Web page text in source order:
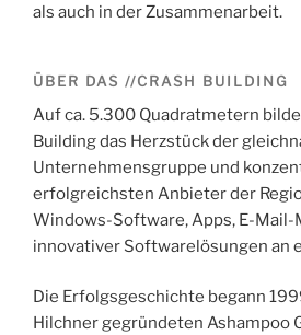
als auch in der Zusammenarbeit.
ÜBER DAS //CRASH BUILDING
Auf ca. 5.300 Quadratmetern
Building das Herzstück der
Unternehmensgruppe und
erfolgreichsten Anbieter der
Windows-Software, Apps, E-Mail-
innovativer Softwarelösungen an
Die Erfolgsgeschichte begann
Hilchner gegründeten Ashampoo